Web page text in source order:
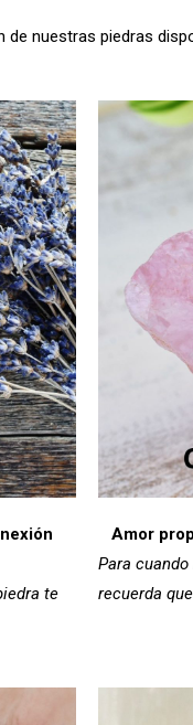
nuestras piedras
te
Amor
Para
recuerda